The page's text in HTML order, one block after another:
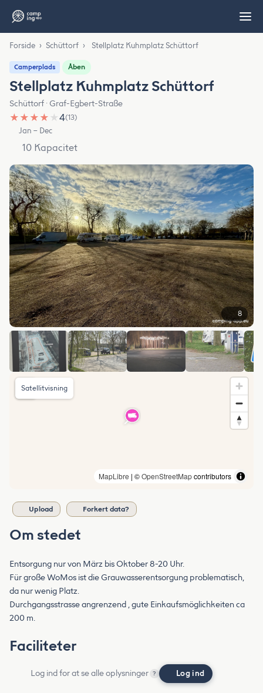
Forside › Schüttorf › Stellplatz Kuhmplatz Schüttorf
Camperplads Åben
Stellplatz Kuhmplatz Schüttorf
Schüttorf · Graf-Egbert-Straße
★ ★ ★ ★ ★4(13)
Jan – Dec
10 Kapacitet
8
MapLibre | ©OpenStreetMapcontributors
Satellitvisning
Upload Forkert data?
Om stedet
Entsorgung nur von März bis Oktober 8-20 Uhr.
Für große WoMos ist die Grauwasserentsorgung problematisch,
da nur wenig Platz.
Durchgangsstrasse angrenzend , gute Einkaufsmöglichkeiten ca
200 m.
Faciliteter
Log ind for at se alle oplysninger ? Log ind